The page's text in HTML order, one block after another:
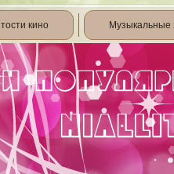
кино Музыкальные